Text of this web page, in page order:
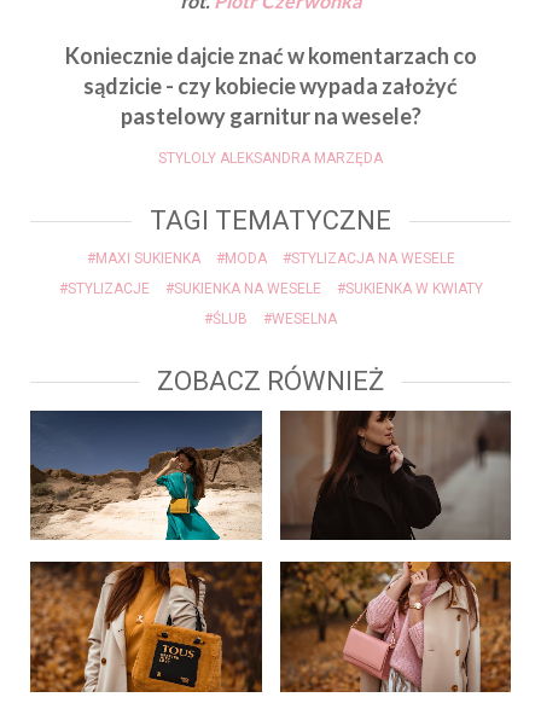
Koniecznie dajcie znać w komentarzach co
sądzicie - czy kobiecie wypada założyć
pastelowy garnitur na wesele?
STYLOLY ALEKSANDRA MARZĘDA
TAGI TEMATYCZNE
#MAXI SUKIENKA #MODA
#STYLIZACJA NA WESELE
#STYLIZACJE
#SUKIENKA NA WESELE
#SUKIENKA W KWIATY
#ŚLUB
#WESELNA
ZOBACZ RÓWNIEŻ